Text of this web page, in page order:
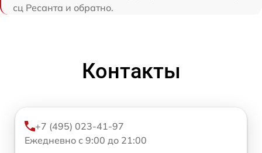
сц Ресанта и обратно.
Контакты
+7 (495) 023-41-97
Ежедневно с 9:00 до 21:00